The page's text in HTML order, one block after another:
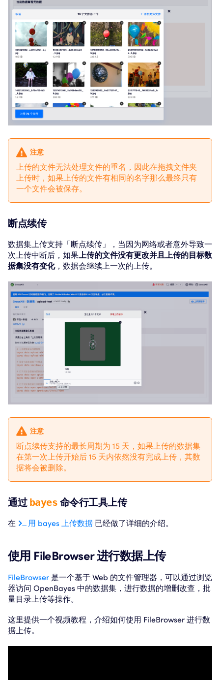
注意
上传的文件无法处理文件的重名，因此在拖拽文件夹
上传时，如果上传的文件有相同的名字那么最终只有
一个文件会被保存。
断点续传
数据集上传支持「断点续传」，当因为网络或者意外导致一
次上传中断后，如果上传的文件没有更改并且上传的目标数
据集没有变化，数据会继续上一次的上传。
注意
断点续传支持的最长周期为 15 天，如果上传的数据集
在第一次上传开始后 15 天内依然没有完成上传，其数
据将会被删除。
通过 bayes 命令行工具上传
在 用 bayes 上传数据已经做了详细的介绍。
使用 FileBrowser 进行数据上传
FileBrowser 是一个基于 Web 的文件管理器，可以通过浏览
器访问 OpenBayes 中的数据集，进行数据的增删改查，批
量目录上传等操作。
这里提供一个视频教程，介绍如何使用 FileBrowser 进行数
据上传。